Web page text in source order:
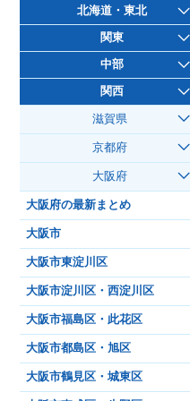
北海道・東北
関東
中部
関西
滋賀県
京都府
大阪府
大阪府の最新まとめ
大阪市
大阪市東淀川区
大阪市淀川区・西淀川区
大阪市福島区・此花区
大阪市都島区・旭区
大阪市鶴見区・城東区